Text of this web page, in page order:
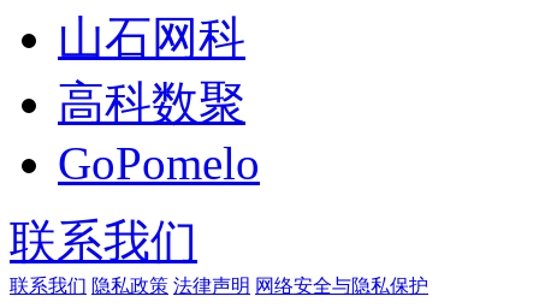
山石网科
高科数聚
GoPomelo
联系我们
联系我们 隐私政策 法律声明 网络安全与隐私保护